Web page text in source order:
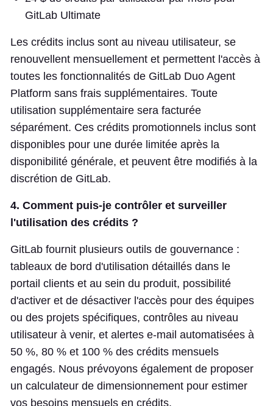
GitLab Ultimate
Les crédits inclus sont au niveau utilisateur, se
renouvellent mensuellement et permettent l'accès à
toutes les fonctionnalités de GitLab Duo Agent
Platform sans frais supplémentaires. Toute
utilisation supplémentaire sera facturée
séparément. Ces crédits promotionnels inclus sont
disponibles pour une durée limitée après la
disponibilité générale, et peuvent être modifiés à la
discrétion de GitLab.
4. Comment puis-je contrôler et surveiller
l'utilisation des crédits ?
GitLab fournit plusieurs outils de gouvernance :
tableaux de bord d'utilisation détaillés dans le
portail clients et au sein du produit, possibilité
d'activer et de désactiver l'accès pour des équipes
ou des projets spécifiques, contrôles au niveau
utilisateur à venir, et alertes e-mail automatisées à
50 %, 80 % et 100 % des crédits mensuels
engagés. Nous prévoyons également de proposer
un calculateur de dimensionnement pour estimer
vos besoins mensuels en crédits.